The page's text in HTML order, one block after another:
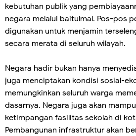
kebutuhan publik yang
negara melalui baitulmal. Pos-pos
digunakan untuk menjamin
secara merata di seluruh wilayah.
Negara hadir bukan hanya
juga menciptakan kondisi sosial-
memungkinkan seluruh warga
dasarnya. Negara juga akan
ketimpangan fasilitas sekolah di
Pembangunan infrastruktur akan